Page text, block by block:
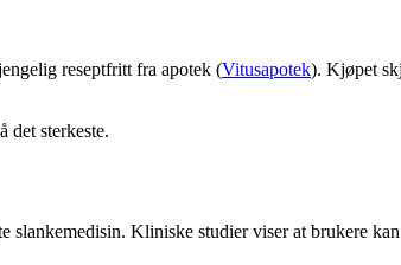
reseptfritt fra apotek (Vitusapotek). Kjøpet
det sterkeste.
slankemedisin. Kliniske studier viser at brukere